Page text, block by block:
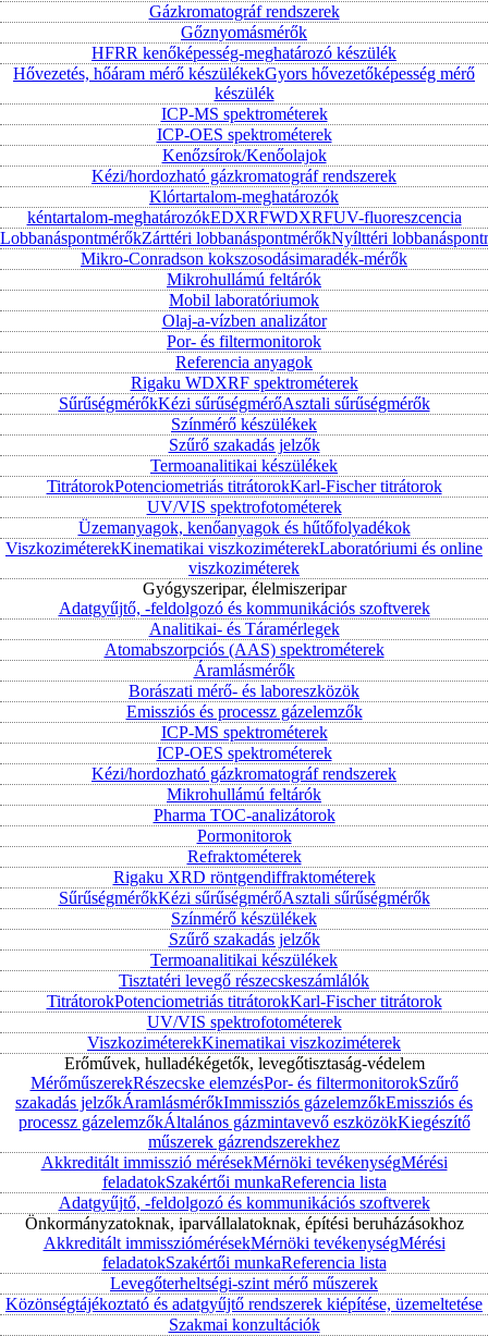
Gázkromatográf rendszerek
Gőznyomásmérők
HFRR kenőképesség-meghatározó készülék
Hővezetés, hőáram mérő készülékekGyors hővezetőképesség mérő
készülék
ICP-MS spektrométerek
ICP-OES spektrométerek
Kenőzsírok/Kenőolajok
Kézi/hordozható gázkromatográf rendszerek
Klórtartalom-meghatározók
kéntartalom-meghatározókEDXRFWDXRFUV-fluoreszcencia
LobbanáspontmérőkZárttéri lobbanáspontmérőkNyílttéri
Mikro-Conradson kokszosodásimaradék-mérők
Mikrohullámú feltárók
Mobil laboratóriumok
Olaj-a-vízben analizátor
Por- és filtermonitorok
Referencia anyagok
Rigaku WDXRF spektrométerek
SűrűségmérőkKézi sűrűségmérőAsztali sűrűségmérők
Színmérő készülékek
Szűrő szakadás jelzők
Termoanalitikai készülékek
TitrátorokPotenciometriás titrátorokKarl-Fischer titrátorok
UV/VIS spektrofotométerek
Üzemanyagok, kenőanyagok és hűtőfolyadékok
ViszkoziméterekKinematikai viszkoziméterekLaboratóriumi és online
viszkoziméterek
Gyógyszeripar, élelmiszeripar
Adatgyűjtő, -feldolgozó és kommunikációs szoftverek
Analitikai- és Táramérlegek
Atomabszorpciós (AAS) spektrométerek
Áramlásmérők
Borászati mérő- és laboreszközök
Emissziós és processz gázelemzők
ICP-MS spektrométerek
ICP-OES spektrométerek
Kézi/hordozható gázkromatográf rendszerek
Mikrohullámú feltárók
Pharma TOC-analizátorok
Pormonitorok
Refraktométerek
Rigaku XRD röntgendiffraktométerek
SűrűségmérőkKézi sűrűségmérőAsztali sűrűségmérők
Színmérő készülékek
Szűrő szakadás jelzők
Termoanalitikai készülékek
Tisztatéri levegő részecskeszámlálók
TitrátorokPotenciometriás titrátorokKarl-Fischer titrátorok
UV/VIS spektrofotométerek
ViszkoziméterekKinematikai viszkoziméterek
Erőművek, hulladékégetők, levegőtisztaság-védelem
MérőműszerekRészecske elemzésPor- és filtermonitorokSzűrő
szakadás jelzőkÁramlásmérőkImmissziós gázelemzőkEmissziós és
processz gázelemzőkÁltalános gázmintavevő eszközökKiegészítő
műszerek gázrendszerekhez
Akkreditált immisszió mérésekMérnöki tevékenységMérési
feladatokSzakértői munkaReferencia lista
Adatgyűjtő, -feldolgozó és kommunikációs szoftverek
Önkormányzatoknak, iparvállalatoknak, építési beruházásokhoz
Akkreditált immissziómérésekMérnöki tevékenységMérési
feladatokSzakértői munkaReferencia lista
Levegőterheltségi-szint mérő műszerek
Közönségtájékoztató és adatgyűjtő rendszerek kiépítése, üzemeltetése
Szakmai konzultációk